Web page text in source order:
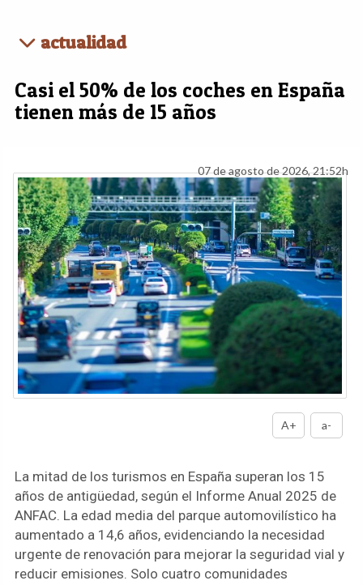
actualidad
Casi el 50% de los coches en España
tienen más de 15 años
07 de agosto de 2026, 21:52h
A+ a-
La mitad de los turismos en España superan los 15
años de antigüedad, según el Informe Anual 2025 de
ANFAC. La edad media del parque automovilístico ha
aumentado a 14,6 años, evidenciando la necesidad
urgente de renovación para mejorar la seguridad vial y
reducir emisiones. Solo cuatro comunidades